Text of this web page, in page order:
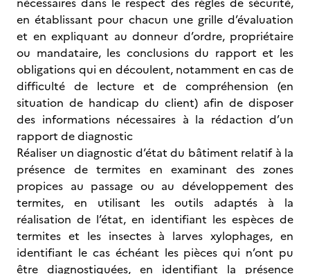
en établissant pour chacun une grille d’évaluation
et en expliquant au donneur d’ordre, propriétaire
ou mandataire, les conclusions du rapport et les
obligations qui en découlent, notamment en cas de
difficulté de lecture et de compréhension (en
situation de handicap du client) afin de disposer
des informations nécessaires à la rédaction d’un
rapport de diagnostic
Réaliser un diagnostic d’état du bâtiment relatif à la
présence de termites en examinant des zones
propices au passage ou au développement des
termites, en utilisant les outils adaptés à la
réalisation de l’état, en identifiant les espèces de
termites et les insectes à larves xylophages, en
identifiant le cas échéant les pièces qui n’ont pu
être diagnostiquées, en identifiant la présence